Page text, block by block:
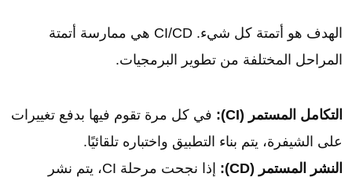
الهدف هو أتمتة كل شيء. CI/CD هي ممارسة أتمتة
المراحل المختلفة من تطوير البرمجيات.
التكامل المستمر (CI):
في كل مرة تقوم فيها بدفع تغييرات
على الشيفرة، يتم بناء التطبيق واختباره تلقائيًا.
النشر المستمر (CD):
إذا نجحت مرحلة CI، يتم نشر